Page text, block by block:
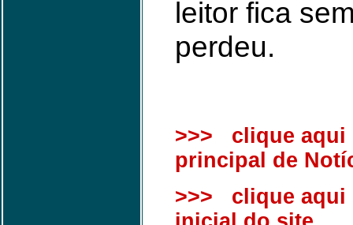
leitor fica
perdeu.
>>> clique aqui
principal de
>>> clique aqui